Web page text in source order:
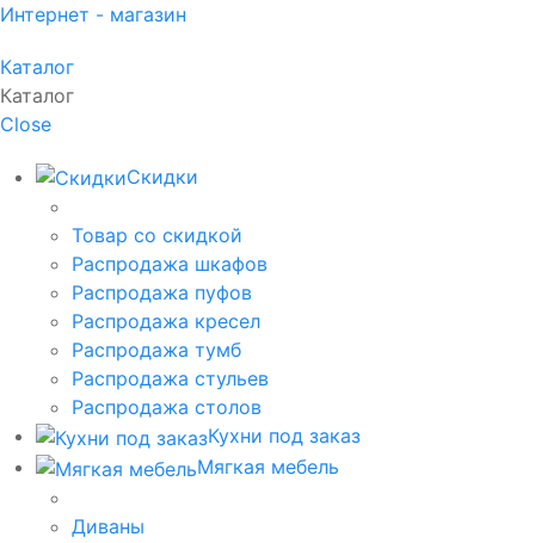
Интернет - магазин
Каталог
Каталог
Close
Скидки
Товар со скидкой
Распродажа шкафов
Распродажа пуфов
Распродажа кресел
Распродажа тумб
Распродажа стульев
Распродажа столов
Кухни под заказ
Мягкая мебель
Диваны